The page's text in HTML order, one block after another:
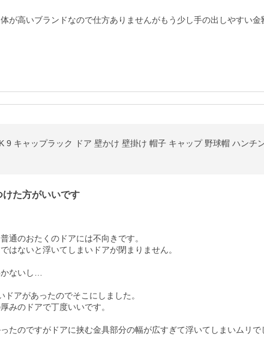
が高いブランドなので仕方ありませんがもう少し手の出しやすい金
9 キャップラック ドア 壁かけ 壁掛け 帽子 キャップ 野球帽 ハン
けた方がいいです
通のおたくのドアには不向きです。
はないと浮いてしまいドアが閉まりません。
ないし…
アがあったのでそこにしました。
みのドアで丁度いいです。
たのですがドアに挟む金具部分の幅が広すぎて浮いてしまいムリで